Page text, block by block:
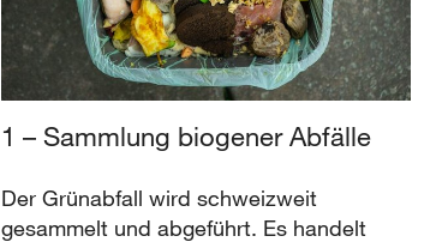
1 – Sammlung biogener Abfälle
Der Grünabfall wird schweizweit
gesammelt und abgeführt. Es handelt